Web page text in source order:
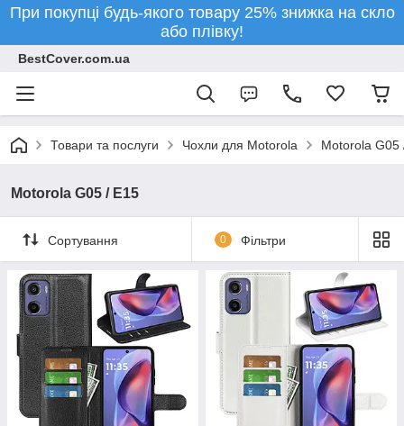
При покупці будь-якого товару 25% знижка на скло
або плівку!
BestCover.com.ua
Товари та послуги Чохли для Motorola Motorola G05
Motorola G05 / E15
Сортування 0 Фільтри